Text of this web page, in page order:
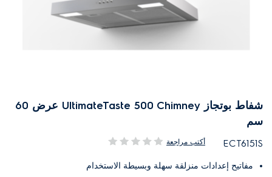
شفاط بوتجاز UltimateTaste 500 Chimney عرض 60
سم
ECT6151S أكتب مراجعة
مفاتيح إعدادات منزلقة سهلة وبسيطة الاستخدام